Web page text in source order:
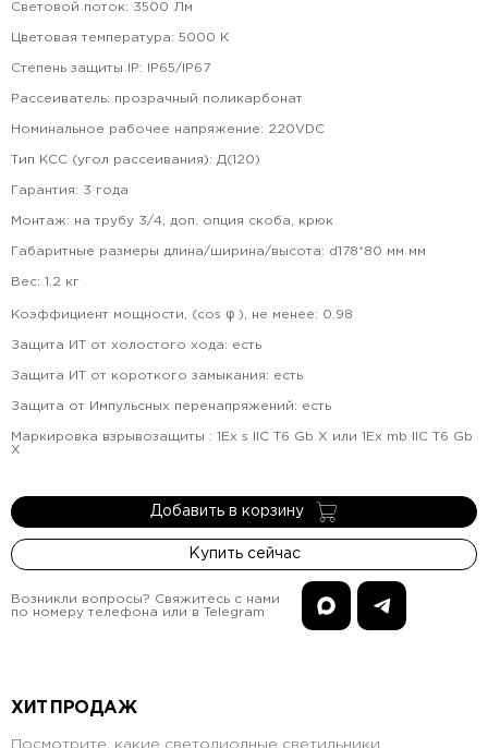
Световой поток: 3500 Лм
Цветовая температура: 5000 К
Степень защиты IP: IP65/IP67
Рассеиватель: прозрачный поликарбонат
Номинальное рабочее напряжение: 220VDC
Тип КСС (угол рассеивания): Д(120)
Гарантия: 3 года
Монтаж: на трубу 3/4, доп. опция скоба, крюк
Габаритные размеры длина/ширина/высота: d178*80 мм мм
Вес: 1.2 кг
Коэффициент мощности, (cos φ ), не менее: 0.98
Защита ИТ от холостого хода: есть
Защита ИТ от короткого замыкания: есть
Защита от Импульсных перенапряжений: есть
Маркировка взрывозащиты : 1Ex s IIC T6 Gb X или 1Ex mb IIC T6 Gb
X
Добавить в корзину
Купить сейчас
Возникли вопросы? Свяжитесь с нами
по номеру телефона или в Telegram
ХИТ ПРОДАЖ
Посмотрите, какие светодиодные светильники